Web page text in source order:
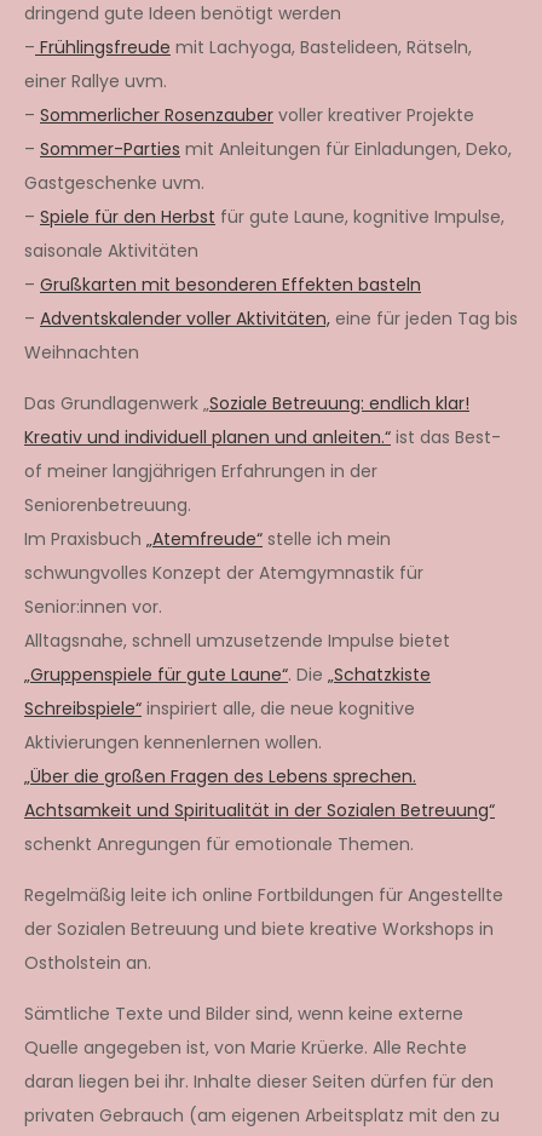
dringend gute Ideen benötigt werden
– Frühlingsfreude mit Lachyoga, Bastelideen, Rätseln,
einer Rallye uvm.
– Sommerlicher Rosenzauber voller kreativer Projekte
– Sommer-Parties mit Anleitungen für Einladungen, Deko,
Gastgeschenke uvm.
– Spiele für den Herbst für gute Laune, kognitive Impulse,
saisonale Aktivitäten
– Grußkarten mit besonderen Effekten basteln
– Adventskalender voller Aktivitäten, eine für jeden Tag bis
Weihnachten
Das Grundlagenwerk „Soziale Betreuung: endlich klar!
Kreativ und individuell planen und anleiten.“ ist das Best-
of meiner langjährigen Erfahrungen in der
Seniorenbetreuung.
Im Praxisbuch „Atemfreude“ stelle ich mein
schwungvolles Konzept der Atemgymnastik für
Senior:innen vor.
Alltagsnahe, schnell umzusetzende Impulse bietet
„Gruppenspiele für gute Laune“. Die „Schatzkiste
Schreibspiele“ inspiriert alle, die neue kognitive
Aktivierungen kennenlernen wollen.
„Über die großen Fragen des Lebens sprechen.
Achtsamkeit und Spiritualität in der Sozialen Betreuung“
schenkt Anregungen für emotionale Themen.
Regelmäßig leite ich online Fortbildungen für Angestellte
der Sozialen Betreuung und biete kreative Workshops in
Ostholstein an.
Sämtliche Texte und Bilder sind, wenn keine externe
Quelle angegeben ist, von Marie Krüerke. Alle Rechte
daran liegen bei ihr. Inhalte dieser Seiten dürfen für den
privaten Gebrauch (am eigenen Arbeitsplatz mit den zu